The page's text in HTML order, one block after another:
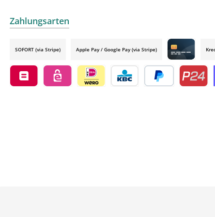
Zahlungsarten
SOFORT (via Stripe) Apple Pay / Google Pay (via Stripe)
Credit card